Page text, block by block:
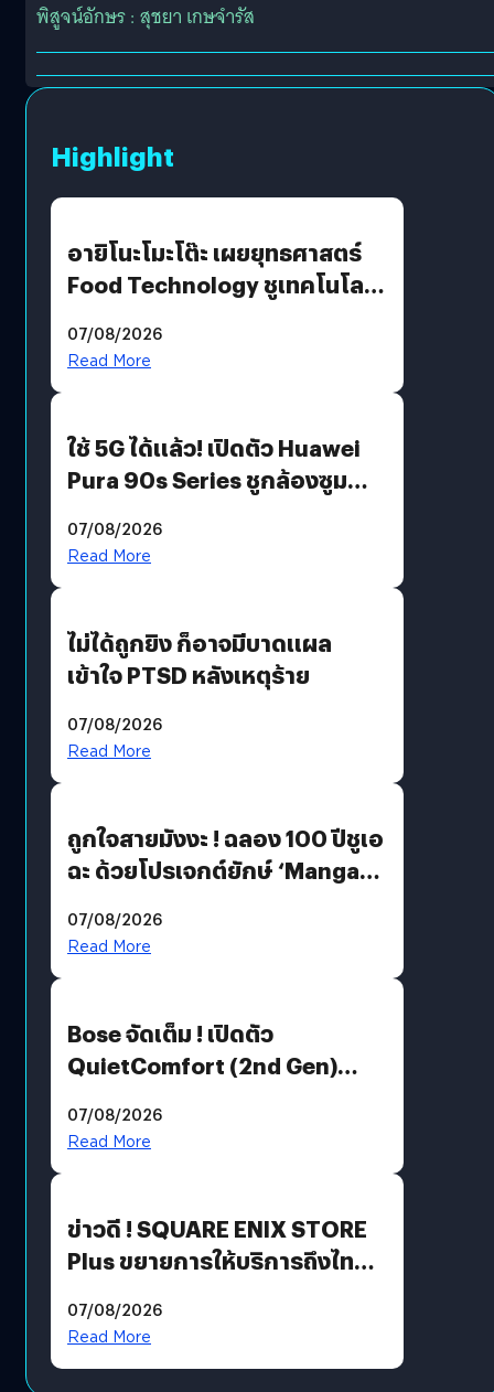
พิสูจน์อักษร : สุชยา เกษจำรัส
Highlight
อายิโนะโมะโต๊ะ เผยยุทธศาสตร์
Food Technology ชูเทคโนโลยี
บริโภคและ B2B
07/08/2026
Read More
ใช้ 5G ได้แล้ว! เปิดตัว Huawei
Pura 90s Series ชูกล้องซูม
07/08/2026
Read More
ไม่ได้ถูกยิง ก็อาจมีบาดแผล
เข้าใจ PTSD หลังเหตุร้าย
07/08/2026
Read More
ถูกใจสายมังงะ ! ฉลอง 100 ปีชูเอ
ฉะ ด้วยโปรเจกต์ยักษ์ ‘Manga
มีภาษาไทยด้วย
07/08/2026
Read More
Bose จัดเต็ม ! เปิดตัว
QuietComfort (2nd Gen)
07/08/2026
Read More
ข่าวดี ! SQUARE ENIX STORE
Plus ขยายการให้บริการถึงไทย
โดยตรง
07/08/2026
Read More